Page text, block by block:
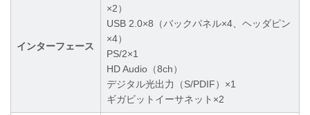
インターフェース
×2）
USB 2.0×8（バックパネル×4、ヘッダピン
×4）
PS/2×1
HD Audio（8ch）
デジタル光出力（S/PDIF）×1
ギガビットイーサネット×2